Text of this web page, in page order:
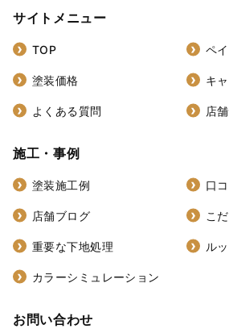
サイトメニュー
TOP ペ
塗装価格 キ
よくある質問 店
施工・事例
塗装施工例 口
店舗ブログ こ
重要な下地処理 ル
カラーシミュレーション
お問い合わせ